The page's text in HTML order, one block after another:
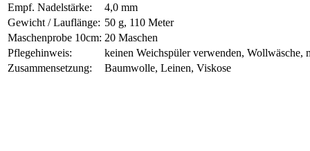
Empf. Nadelstärke:
4,0 mm
Gewicht / Lauflänge: 50 g, 110 Meter
Maschenprobe 10cm: 20 Maschen
Pflegehinweis:
keinen Weichspüler verwenden, Wollwäsche,
Zusammensetzung:
Baumwolle, Leinen, Viskose